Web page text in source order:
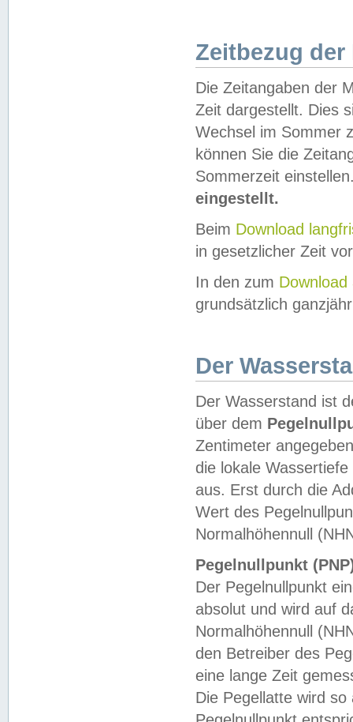
Zeitbezug der
Die Zeitangaben der
Zeit dargestellt. Dies
Wechsel im Sommer
können Sie die
Sommerzeit
eingestellt.
Beim Download
in gesetzlicher Zeit
In den zum Download
grundsätzlich
Der
Der Wasserstand ist
über dem
Zentimeter
die lokale
aus. Erst durch die
Wert des
Normalhöhennull
Pegelnullpunkt
Der Pegelnullpunkt
absolut und wird auf
Normalhöhennull
den Betreiber des
eine lange Zeit
Die Pegellatte wird